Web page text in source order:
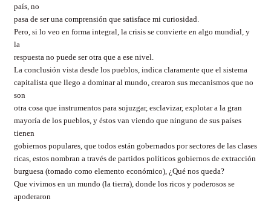
país, no
pasa de ser una comprensión que satisface mi curiosidad.
Pero, si lo veo en forma integral, la crisis se convierte en algo mundial, y
la
respuesta no puede ser otra que a ese nivel.
La conclusión vista desde los pueblos, indica claramente que el sistema
capitalista que llego a dominar al mundo, crearon sus mecanismos que no
son
otra cosa que instrumentos para sojuzgar, esclavizar, explotar a la gran
mayoría de los pueblos, y éstos van viendo que ninguno de sus países
tienen
gobiernos populares, que todos están gobernados por sectores de las clases
ricas, estos nombran a través de partidos políticos gobiernos de extracción
burguesa (tomado como elemento económico), ¿Qué nos queda?
Que vivimos en un mundo (la tierra), donde los ricos y poderosos se
apoderaron